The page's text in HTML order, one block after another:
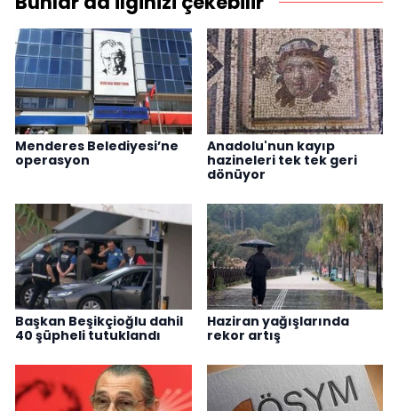
Menderes Belediyesi’ne
operasyon
Anadolu'nun kayıp
hazineleri tek tek geri
dönüyor
Başkan Beşikçioğlu dahil
40 şüpheli tutuklandı
Haziran yağışlarında
rekor artış